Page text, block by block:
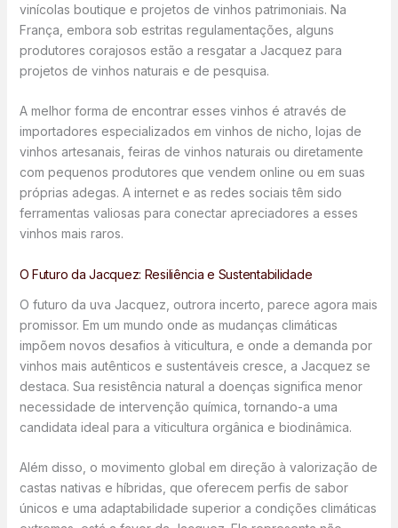
vinícolas boutique e projetos de vinhos patrimoniais. Na
França, embora sob estritas regulamentações, alguns
produtores corajosos estão a resgatar a Jacquez para
projetos de vinhos naturais e de pesquisa.
A melhor forma de encontrar esses vinhos é através de
importadores especializados em vinhos de nicho, lojas de
vinhos artesanais, feiras de vinhos naturais ou diretamente
com pequenos produtores que vendem online ou em suas
próprias adegas. A internet e as redes sociais têm sido
ferramentas valiosas para conectar apreciadores a esses
vinhos mais raros.
O Futuro da Jacquez: Resiliência e Sustentabilidade
O futuro da uva Jacquez, outrora incerto, parece agora mais
promissor. Em um mundo onde as mudanças climáticas
impõem novos desafios à viticultura, e onde a demanda por
vinhos mais autênticos e sustentáveis cresce, a Jacquez se
destaca. Sua resistência natural a doenças significa menor
necessidade de intervenção química, tornando-a uma
candidata ideal para a viticultura orgânica e biodinâmica.
Além disso, o movimento global em direção à valorização de
castas nativas e híbridas, que oferecem perfis de sabor
únicos e uma adaptabilidade superior a condições climáticas